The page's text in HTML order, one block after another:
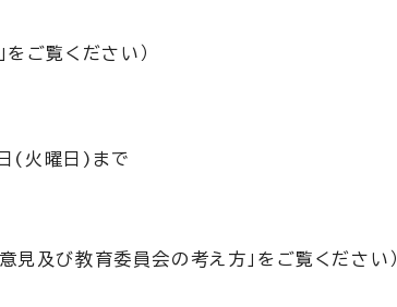
ご覧ください）
(火曜日)まで
見及び教育委員会の考え方」をご覧ください）